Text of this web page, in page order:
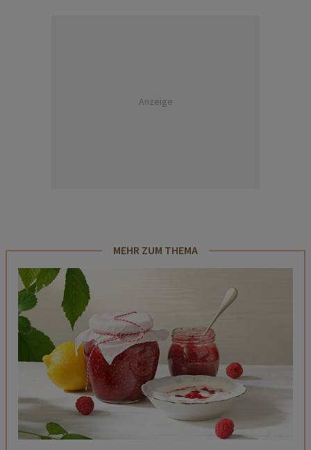
Anzeige
MEHR ZUM THEMA